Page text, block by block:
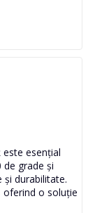
este esențial
de grade și
și durabilitate.
oferind o soluție